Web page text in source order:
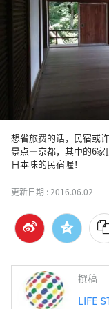
想省旅费的话，民宿或
景点—京都，其中的6家
日本味的民宿喔！
更新日期 :2016.06.02
撰稿
LIFE